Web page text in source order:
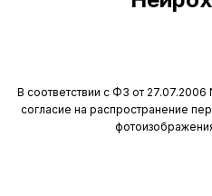
В соответствии с ФЗ от
согласие на распространение